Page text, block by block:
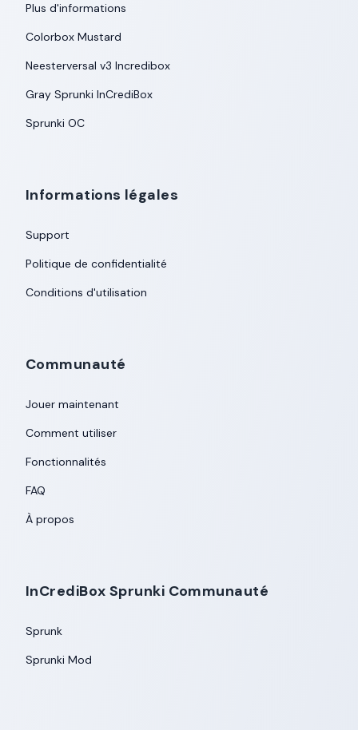
Plus d'informations
Colorbox Mustard
Neesterversal v3 Incredibox
Gray Sprunki InCrediBox
Sprunki OC
Informations légales
Support
Politique de confidentialité
Conditions d'utilisation
Communauté
Jouer maintenant
Comment utiliser
Fonctionnalités
FAQ
À propos
InCrediBox Sprunki Communauté
Sprunk
Sprunki Mod